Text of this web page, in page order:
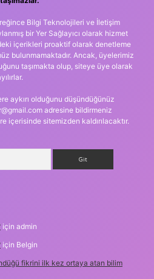
Bilgi Teknolojileri ve İletişim
bir Yer Sağlayıcı olarak hizmet
içerikleri proaktif olarak denetleme
bulunmamaktadır. Ancak, üyelerimiz
taşımakta olup, siteye üye olarak
aykırı olduğunu düşündüğünüz
adresine bildirmeniz
içerisinde sitemizden kaldırılacaktır.
için admin
için Belgin
fikrini ilk kez ortaya atan bilim